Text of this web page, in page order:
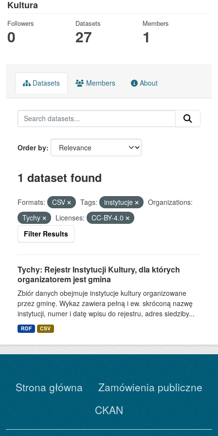
Kultura
Followers
0
Datasets
27
Members
1
Datasets Members About
Order by
1 dataset found
Formats: CSV Tags: instytucje
Organizations:
Tychy
Licenses:
CC-BY-4.0
Filter Results
Tychy: Rejestr Instytucji Kultury, dla których
organizatorem jest gmina
Zbiór danych obejmuje instytucje kultury organizowane
przez gminę. Wykaz zawiera pełną i ew. skróconą nazwę
instytucji, numer i datę wpisu do rejestru, adres siedziby...
RDF CSV
Strona główna
Zamówienia publiczne
CKAN